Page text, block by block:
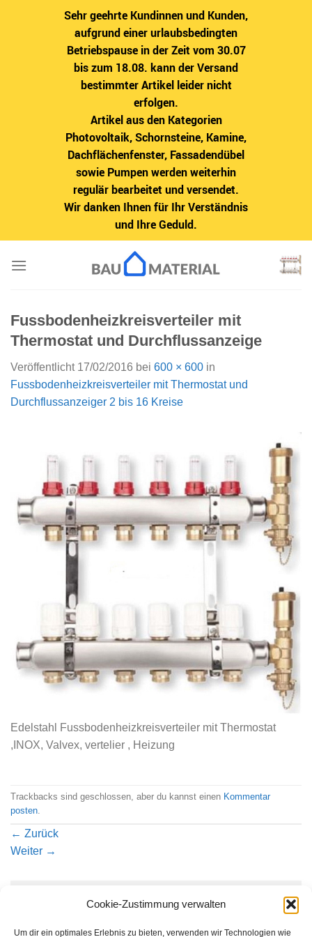
Sehr geehrte Kundinnen und Kunden,
aufgrund einer urlaubsbedingten
Betriebspause in der Zeit vom 30.07
bis zum 18.08. kann der Versand
bestimmter Artikel leider nicht
erfolgen.
Artikel aus den Kategorien
Photovoltaik, Schornsteine, Kamine,
Dachflächenfenster, Fassadendübel
sowie Pumpen werden weiterhin
regulär bearbeitet und versendet.
Wir danken Ihnen für Ihr Verständnis
und Ihre Geduld.
Cookie-Zustimmung verwalten
Um dir ein optimales Erlebnis zu bieten, verwenden wir Technologien wie
Inhalt
Fussbodenheizkreisverteiler mit
Thermostat und Durchflussanzeige
Veröffentlicht 17/02/2016 bei 600 × 600 in
Fussbodenheizkreisverteiler mit Thermostat und
Durchflussanzeiger 2 bis 16 Kreise
Edelstahl Fussbodenheizkreisverteiler mit Thermostat
,INOX, Valvex, vertelier , Heizung
Trackbacks sind geschlossen, aber du kannst einen Kommentar
posten.
← Zurück
Weiter →
Schreibe einen Kommentar
Du musst angemeldet sein, um einen Kommentar